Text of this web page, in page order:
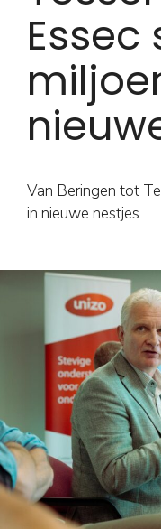
Essec
Van Beringen tot
in nieuwe nestjes